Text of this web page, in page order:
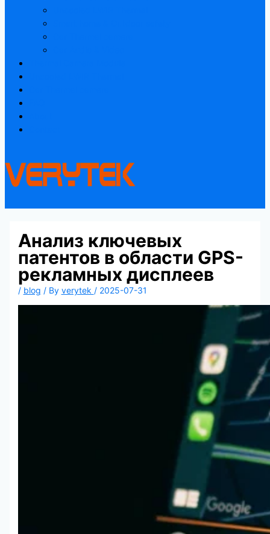
Анализ ключевых
патентов в области GPS-
рекламных дисплеев
/ blog / By verytek / 2025-07-31